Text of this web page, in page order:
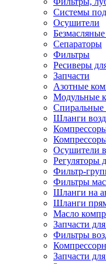
Системы
Осушители
Сепараторы
Фильтры
Ресиверы
Запчасти
Азотные
Модульные
Спиральные
Шланги
Осушители
Регуляторы
Фильтр-
Фильтры
Шланги на
Шланги
Масло
Запчасти
Фильтры
Запчасти